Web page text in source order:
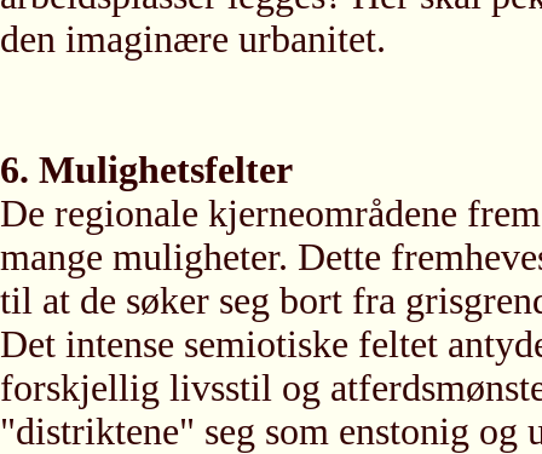
den imaginære urbanitet.
6. Mulighetsfelter
De regionale kjerneområdene
mange muligheter. Dette
til at de søker seg bort fra
Det intense semiotiske feltet
forskjellig livsstil og
"distriktene" seg som enstonig og